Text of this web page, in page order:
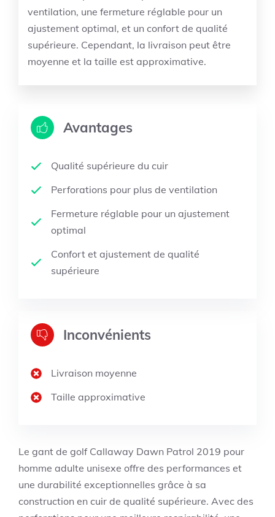
ventilation, une fermeture réglable pour un
ajustement optimal, et un confort de qualité
supérieure. Cependant, la livraison peut être
moyenne et la taille est approximative.
Avantages
Qualité supérieure du cuir
Perforations pour plus de ventilation
Fermeture réglable pour un ajustement
optimal
Confort et ajustement de qualité
supérieure
Inconvénients
Livraison moyenne
Taille approximative
Le gant de golf Callaway Dawn Patrol 2019 pour
homme adulte unisexe offre des performances et
une durabilité exceptionnelles grâce à sa
construction en cuir de qualité supérieure. Avec des